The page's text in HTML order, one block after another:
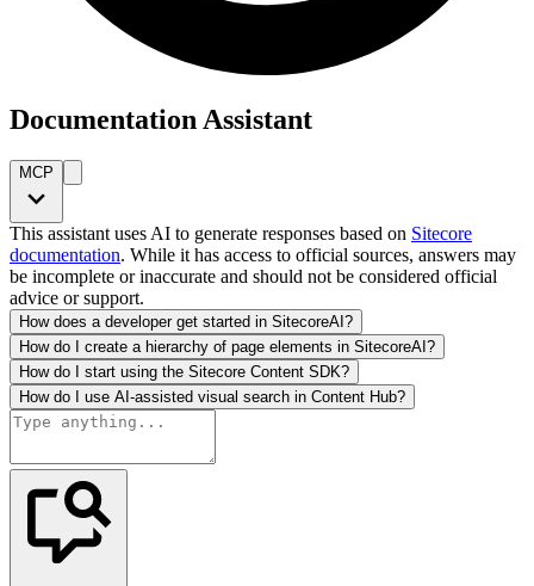
Documentation Assistant
MCP
This assistant uses AI to generate responses based on Sitecore
documentation. While it has access to official sources, answers may
be incomplete or inaccurate and should not be considered official
advice or support.
How does a developer get started in SitecoreAI?
How do I create a hierarchy of page elements in SitecoreAI?
How do I start using the Sitecore Content SDK?
How do I use AI-assisted visual search in Content Hub?